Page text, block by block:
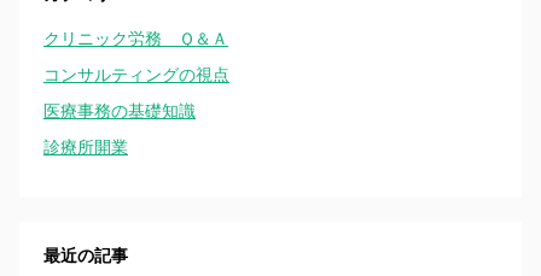
クリニック労務 Ｑ＆Ａ
コンサルティングの視点
医療事務の基礎知識
診療所開業
最近の記事